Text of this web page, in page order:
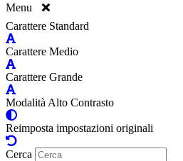
Menu
Carattere Standard
Carattere Medio
Carattere Grande
Modalità Alto Contrasto
Reimposta impostazioni originali
Cerca